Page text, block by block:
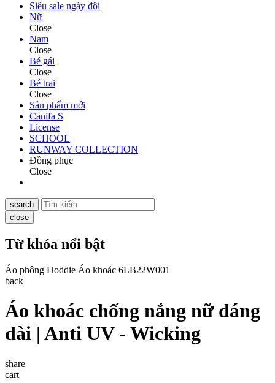
Siêu sale ngày đôi
Nữ
Close
Nam
Close
Bé gái
Close
Bé trai
Close
Sản phẩm mới
Canifa S
License
SCHOOL
RUNWAY COLLECTION
Đồng phục
Close
search
close
Từ khóa nổi bật
Áo phông Hoddie Áo khoác 6LB22W001
back
Áo khoác chống nắng nữ dáng
dài | Anti UV - Wicking
share
cart